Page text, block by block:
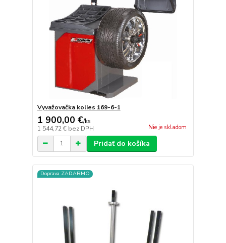
Vyvažovačka kolies 169-6-1
1 900,00 €/ks
1 544,72 € bez DPH Nie je skladom
Pridať do košíka
Doprava ZADARMO